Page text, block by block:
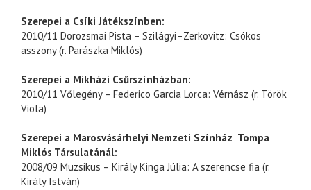
Szerepei a Csíki Játékszínben:
2010/11 Dorozsmai Pista – Szilágyi–Zerkovitz: Csókos
asszony (r. Parászka Miklós)
Szerepei a Mikházi Csűrszínházban:
2010/11 Vőlegény – Federico Garcia Lorca: Vérnász (r. Török
Viola)
Szerepei a Marosvásárhelyi Nemzeti Színház Tompa
Miklós Társulatánál:
2008/09 Muzsikus – Király Kinga Júlia: A szerencse fia (r.
Király István)